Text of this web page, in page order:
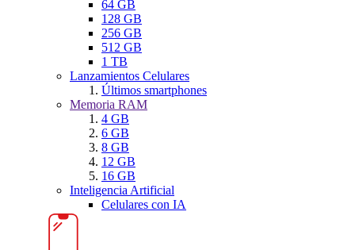
64 GB
128 GB
256 GB
512 GB
1 TB
Lanzamientos Celulares
Últimos smartphones
Memoria RAM
4 GB
6 GB
8 GB
12 GB
16 GB
Inteligencia Artificial
Celulares con IA